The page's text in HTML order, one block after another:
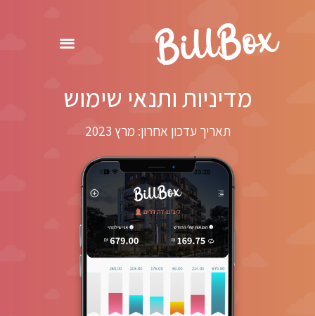
מדיניות ותנאי שימוש
תאריך עדכון אחרון: מרץ 2023